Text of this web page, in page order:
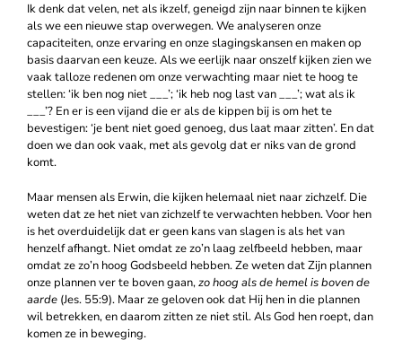
Ik denk dat velen, net als ikzelf, geneigd zijn naar binnen te kijken
als we een nieuwe stap overwegen. We analyseren onze
capaciteiten, onze ervaring en onze slagingskansen en maken op
basis daarvan een keuze. Als we eerlijk naar onszelf kijken zien we
vaak talloze redenen om onze verwachting maar niet te hoog te
stellen: ‘ik ben nog niet ___’; ‘ik heb nog last van ___’; wat als ik
___’? En er is een vijand die er als de kippen bij is om het te
bevestigen: ‘je bent niet goed genoeg, dus laat maar zitten’. En dat
doen we dan ook vaak, met als gevolg dat er niks van de grond
komt.
Maar mensen als Erwin, die kijken helemaal niet naar zichzelf. Die
weten dat ze het niet van zichzelf te verwachten hebben. Voor hen
is het overduidelijk dat er geen kans van slagen is als het van
henzelf afhangt. Niet omdat ze zo’n laag zelfbeeld hebben, maar
omdat ze zo’n hoog Godsbeeld hebben. Ze weten dat Zijn plannen
onze plannen ver te boven gaan,zo hoog als de hemel is boven de
aarde (Jes. 55:9). Maar ze geloven ook dat Hij hen in die plannen
wil betrekken, en daarom zitten ze niet stil. Als God hen roept, dan
komen ze in beweging.